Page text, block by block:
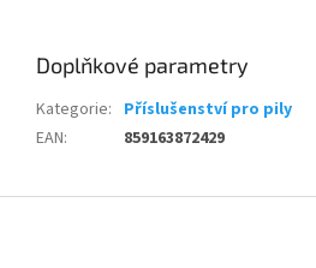
Doplňkové parametry
Kategorie: Příslušenství pro pily
EAN: 859163872429